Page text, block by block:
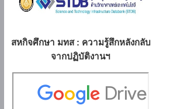
สหกิจศึกษา มทส : ความรู้สึกหลังกลับ
จากปฏิบัติงานฯ